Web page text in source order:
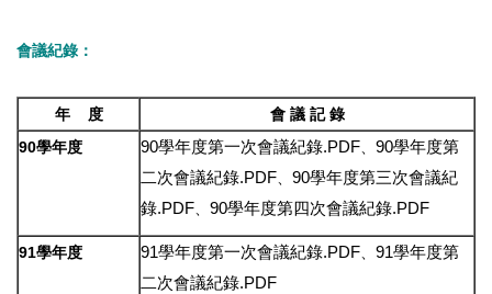
會議紀錄：
年 度
會 議 記 錄
90學年度
90學年度第一次會議紀錄.PDF、 90學年度第
二次會議紀錄.PDF、 90學年度第三次會議紀
錄.PDF、 90學年度第四次會議紀錄.PDF
91學年度 91學年度第一次會議紀錄.PDF、 91學年度第
二次會議紀錄.PDF